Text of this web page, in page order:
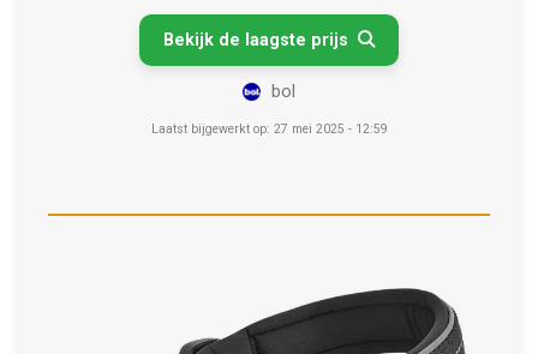
Bekijk de laagste prijs 
bol
Laatst bijgewerkt op: 27 mei 2025 - 12:59